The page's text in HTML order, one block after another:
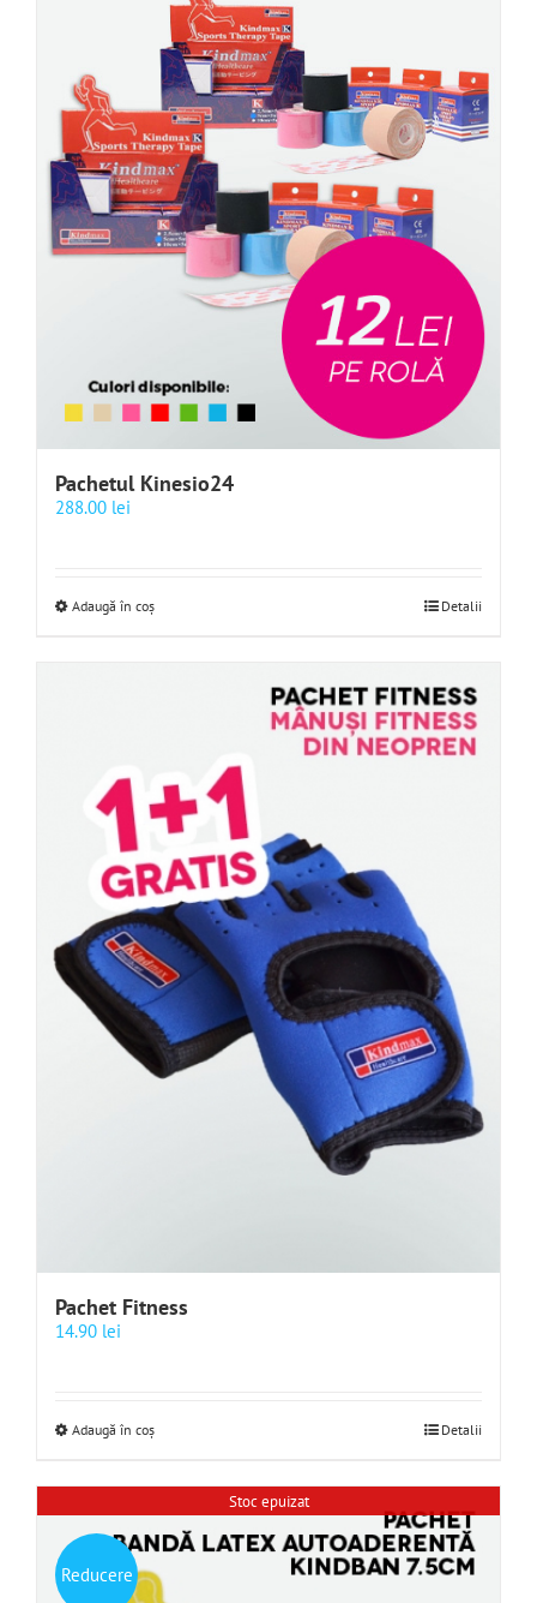
Pachetul Kinesio24
288.00 lei
Adaugă în coș Detalii
Pachet Fitness
14.90 lei
Adaugă în coș Detalii
Stoc epuizat
Reducere